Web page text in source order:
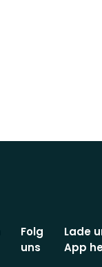
Folg
uns
Lade
App